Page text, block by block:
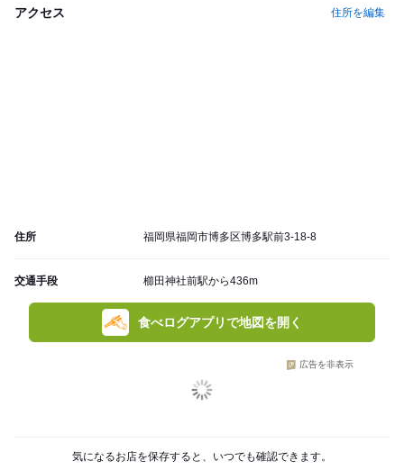
アクセス 住所を編集
住所 福岡県福岡市博多区博多駅前3-18-8
交通手段 櫛田神社前駅から436m
食べログアプリで地図を開く
広告を非表示
気になるお店を保存すると、いつでも確認できます。